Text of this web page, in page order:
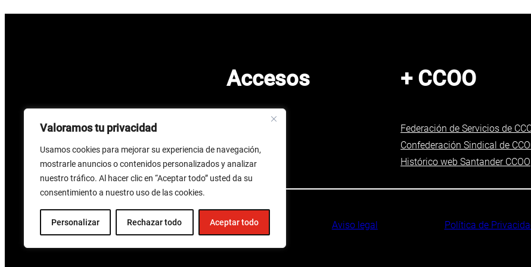
Valoramos tu privacidad
Usamos cookies para mejorar su experiencia de navegación,
mostrarle anuncios o contenidos personalizados y analizar
nuestro tráfico. Al hacer clic en “Aceptar todo” usted da su
consentimiento a nuestro uso de las cookies.
Personalizar Rechazar todo Aceptar todo
Accesos + CCOO
Federación de Servicios de
Confederación Sindical de
Histórico web Santander CCOO
CCOO Santander – Todos los derechos reservados Aviso legal Política de